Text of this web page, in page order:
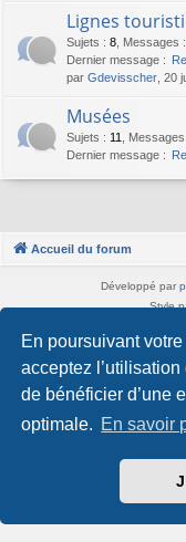
En poursuivant
acceptez
de bénéficier d’une
optimale. En savoir
Lignes
Sujets : 8 Messages :
Dernier message :
par Gdevisscher , 20
Musées
Sujets : 11 Messages
Dernier message :
Accueil du forum
Développé par
Style